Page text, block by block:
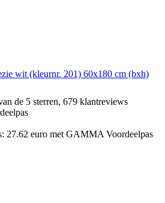
wit (kleurnr. 201) 60x180 cm (bxh)
de 5 sterren, 679 klantreviews
27.62 euro met GAMMA Voordeelpas